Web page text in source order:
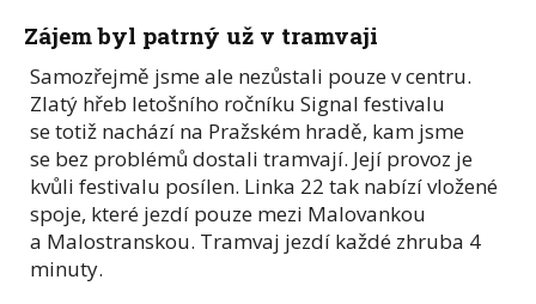
Zájem byl patrný už v tramvaji
Samozřejmě jsme ale nezůstali pouze v centru.
Zlatý hřeb letošního ročníku Signal festivalu
se totiž nachází na Pražském hradě, kam jsme
se bez problémů dostali tramvají. Její provoz je
kvůli festivalu posílen. Linka 22 tak nabízí vložené
spoje, které jezdí pouze mezi Malovankou
a Malostranskou. Tramvaj jezdí každé zhruba 4
minuty.